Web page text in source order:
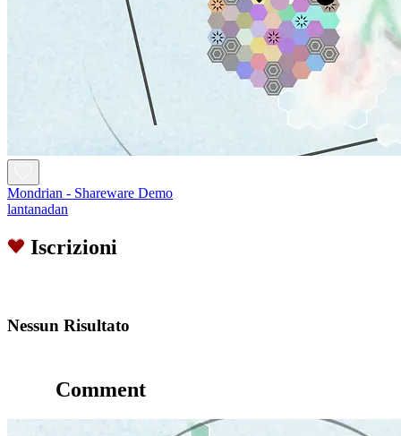
Mondrian - Shareware Demo
lantanadan
Iscrizioni
Nessun Risultato
Comment